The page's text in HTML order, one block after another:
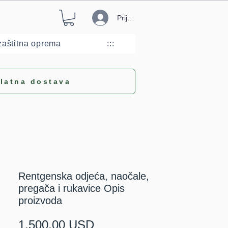
Prijava
oprema :::
dostava
Rentgenska odjeća, naočale,
pregača i rukavice Opis
proizvoda
1.500,00 USDCijena